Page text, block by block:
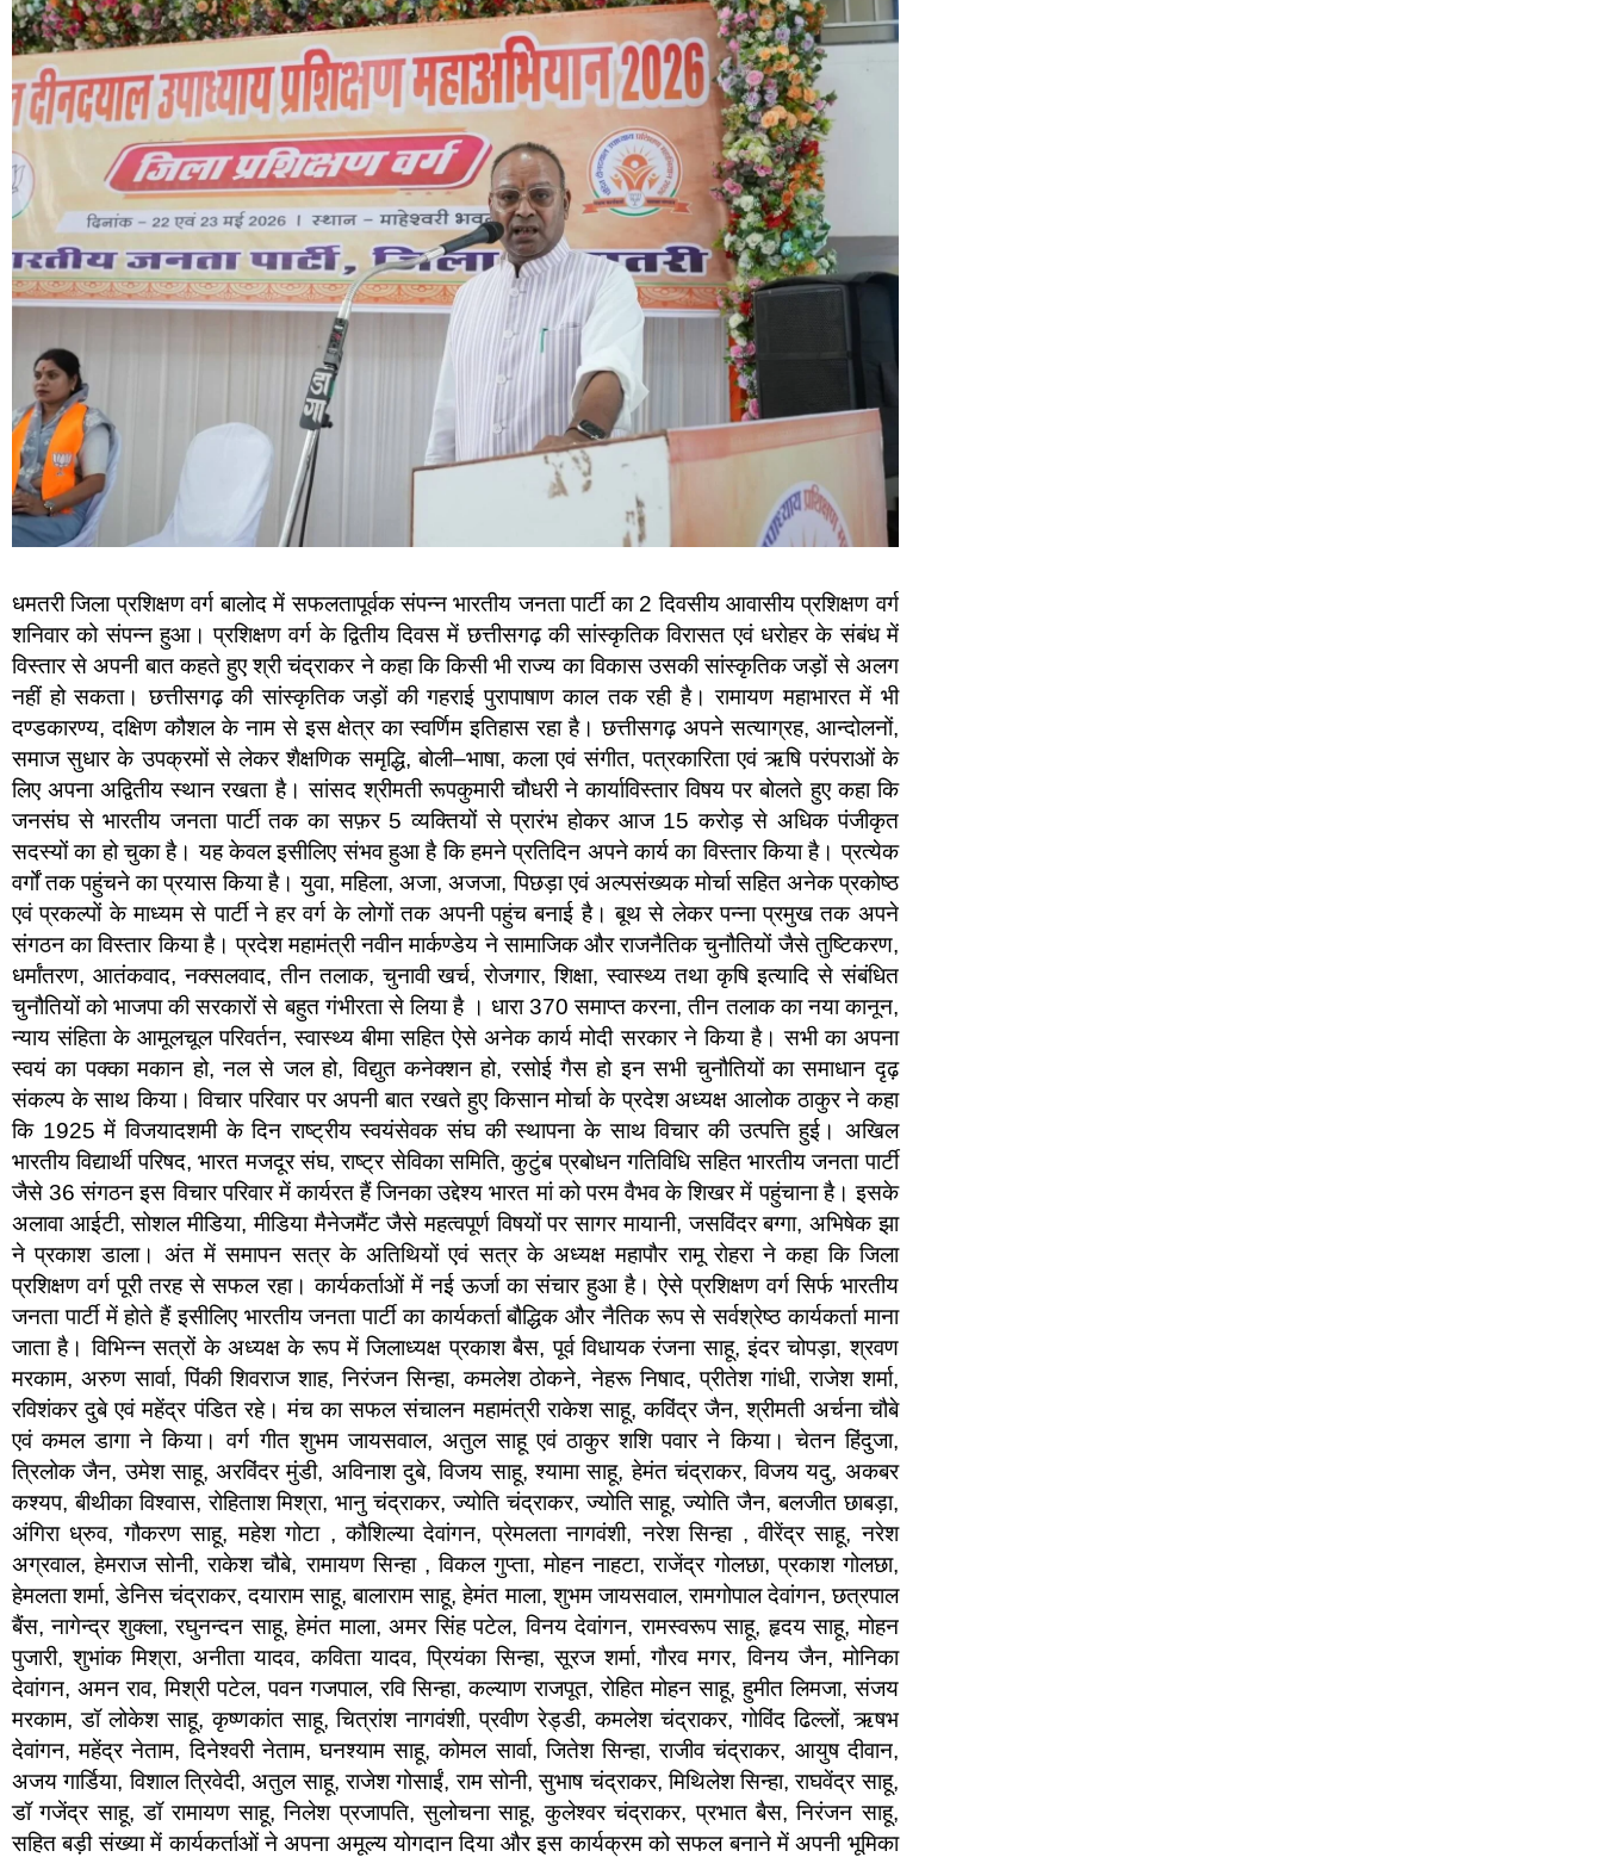
धमतरी जिला प्रशिक्षण वर्ग बालोद में सफलतापूर्वक संपन्न भारतीय जनता पार्टी का 2 दिवसीय आवासीय प्रशिक्षण वर्ग
शनिवार को संपन्न हुआ। प्रशिक्षण वर्ग के द्वितीय दिवस में छत्तीसगढ़ की सांस्कृतिक विरासत एवं धरोहर के संबंध में
विस्तार से अपनी बात कहते हुए श्री चंद्राकर ने कहा कि किसी भी राज्य का विकास उसकी सांस्कृतिक जड़ों से अलग
नहीं हो सकता। छत्तीसगढ़ की सांस्कृतिक जड़ों की गहराई पुरापाषाण काल तक रही है। रामायण महाभारत में भी
दण्डकारण्य, दक्षिण कौशल के नाम से इस क्षेत्र का स्वर्णिम इतिहास रहा है। छत्तीसगढ़ अपने सत्याग्रह, आन्दोलनों,
समाज सुधार के उपक्रमों से लेकर शैक्षणिक समृद्धि, बोली–भाषा, कला एवं संगीत, पत्रकारिता एवं ऋषि परंपराओं के
लिए अपना अद्वितीय स्थान रखता है। सांसद श्रीमती रूपकुमारी चौधरी ने कार्याविस्तार विषय पर बोलते हुए कहा कि
जनसंघ से भारतीय जनता पार्टी तक का सफ़र 5 व्यक्तियों से प्रारंभ होकर आज 15 करोड़ से अधिक पंजीकृत
सदस्यों का हो चुका है। यह केवल इसीलिए संभव हुआ है कि हमने प्रतिदिन अपने कार्य का विस्तार किया है। प्रत्येक
वर्गों तक पहुंचने का प्रयास किया है। युवा, महिला, अजा, अजजा, पिछड़ा एवं अल्पसंख्यक मोर्चा सहित अनेक प्रकोष्ठ
एवं प्रकल्पों के माध्यम से पार्टी ने हर वर्ग के लोगों तक अपनी पहुंच बनाई है। बूथ से लेकर पन्ना प्रमुख तक अपने
संगठन का विस्तार किया है। प्रदेश महामंत्री नवीन मार्कण्डेय ने सामाजिक और राजनैतिक चुनौतियों जैसे तुष्टिकरण,
धर्मांतरण, आतंकवाद, नक्सलवाद, तीन तलाक, चुनावी खर्च, रोजगार, शिक्षा, स्वास्थ्य तथा कृषि इत्यादि से संबंधित
चुनौतियों को भाजपा की सरकारों से बहुत गंभीरता से लिया है । धारा 370 समाप्त करना, तीन तलाक का नया कानून,
न्याय संहिता के आमूलचूल परिवर्तन, स्वास्थ्य बीमा सहित ऐसे अनेक कार्य मोदी सरकार ने किया है। सभी का अपना
स्वयं का पक्का मकान हो, नल से जल हो, विद्युत कनेक्शन हो, रसोई गैस हो इन सभी चुनौतियों का समाधान दृढ़
संकल्प के साथ किया। विचार परिवार पर अपनी बात रखते हुए किसान मोर्चा के प्रदेश अध्यक्ष आलोक ठाकुर ने कहा
कि 1925 में विजयादशमी के दिन राष्ट्रीय स्वयंसेवक संघ की स्थापना के साथ विचार की उत्पत्ति हुई। अखिल
भारतीय विद्यार्थी परिषद, भारत मजदूर संघ, राष्ट्र सेविका समिति, कुटुंब प्रबोधन गतिविधि सहित भारतीय जनता पार्टी
जैसे 36 संगठन इस विचार परिवार में कार्यरत हैं जिनका उद्देश्य भारत मां को परम वैभव के शिखर में पहुंचाना है। इसके
अलावा आईटी, सोशल मीडिया, मीडिया मैनेजमैंट जैसे महत्वपूर्ण विषयों पर सागर मायानी, जसविंदर बग्गा, अभिषेक झा
ने प्रकाश डाला। अंत में समापन सत्र के अतिथियों एवं सत्र के अध्यक्ष महापौर रामू रोहरा ने कहा कि जिला
प्रशिक्षण वर्ग पूरी तरह से सफल रहा। कार्यकर्ताओं में नई ऊर्जा का संचार हुआ है। ऐसे प्रशिक्षण वर्ग सिर्फ भारतीय
जनता पार्टी में होते हैं इसीलिए भारतीय जनता पार्टी का कार्यकर्ता बौद्धिक और नैतिक रूप से सर्वश्रेष्ठ कार्यकर्ता माना
जाता है। विभिन्न सत्रों के अध्यक्ष के रूप में जिलाध्यक्ष प्रकाश बैस, पूर्व विधायक रंजना साहू, इंदर चोपड़ा, श्रवण
मरकाम, अरुण सार्वा, पिंकी शिवराज शाह, निरंजन सिन्हा, कमलेश ठोकने, नेहरू निषाद, प्रीतेश गांधी, राजेश शर्मा,
रविशंकर दुबे एवं महेंद्र पंडित रहे। मंच का सफल संचालन महामंत्री राकेश साहू, कविंद्र जैन, श्रीमती अर्चना चौबे
एवं कमल डागा ने किया। वर्ग गीत शुभम जायसवाल, अतुल साहू एवं ठाकुर शशि पवार ने किया। चेतन हिंदुजा,
त्रिलोक जैन, उमेश साहू, अरविंदर मुंडी, अविनाश दुबे, विजय साहू, श्यामा साहू, हेमंत चंद्राकर, विजय यदु, अकबर
कश्यप, बीथीका विश्वास, रोहिताश मिश्रा, भानु चंद्राकर, ज्योति चंद्राकर, ज्योति साहू, ज्योति जैन, बलजीत छाबड़ा,
अंगिरा ध्रुव, गौकरण साहू, महेश गोटा , कौशिल्या देवांगन, प्रेमलता नागवंशी, नरेश सिन्हा , वीरेंद्र साहू, नरेश
अग्रवाल, हेमराज सोनी, राकेश चौबे, रामायण सिन्हा , विकल गुप्ता, मोहन नाहटा, राजेंद्र गोलछा, प्रकाश गोलछा,
हेमलता शर्मा, डेनिस चंद्राकर, दयाराम साहू, बालाराम साहू, हेमंत माला, शुभम जायसवाल, रामगोपाल देवांगन, छत्रपाल
बैंस, नागेन्द्र शुक्ला, रघुनन्दन साहू, हेमंत माला, अमर सिंह पटेल, विनय देवांगन, रामस्वरूप साहू, हृदय साहू, मोहन
पुजारी, शुभांक मिश्रा, अनीता यादव, कविता यादव, प्रियंका सिन्हा, सूरज शर्मा, गौरव मगर, विनय जैन, मोनिका
देवांगन, अमन राव, मिश्री पटेल, पवन गजपाल, रवि सिन्हा, कल्याण राजपूत, रोहित मोहन साहू, हुमीत लिमजा, संजय
मरकाम, डॉ लोकेश साहू, कृष्णकांत साहू, चित्रांश नागवंशी, प्रवीण रेड्डी, कमलेश चंद्राकर, गोविंद ढिल्लों, ऋषभ
देवांगन, महेंद्र नेताम, दिनेश्वरी नेताम, घनश्याम साहू, कोमल सार्वा, जितेश सिन्हा, राजीव चंद्राकर, आयुष दीवान,
अजय गार्डिया, विशाल त्रिवेदी, अतुल साहू, राजेश गोसाईं, राम सोनी, सुभाष चंद्राकर, मिथिलेश सिन्हा, राघवेंद्र साहू,
डॉ गजेंद्र साहू, डॉ रामायण साहू, निलेश प्रजापति, सुलोचना साहू, कुलेश्वर चंद्राकर, प्रभात बैस, निरंजन साहू,
सहित बड़ी संख्या में कार्यकर्ताओं ने अपना अमूल्य योगदान दिया और इस कार्यक्रम को सफल बनाने में अपनी भूमिका